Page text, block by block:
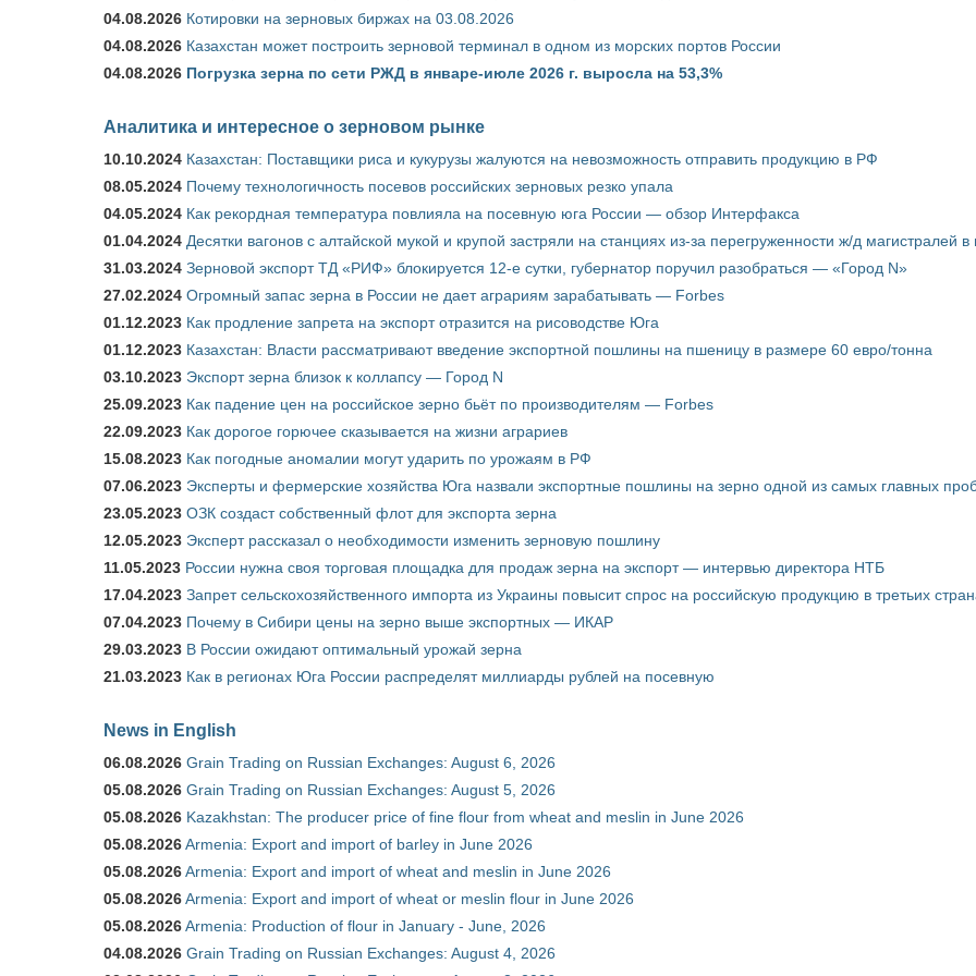
04.08.2026 Котировки на зерновых биржах на 03.08.2026
04.08.2026 Казахстан может построить зерновой терминал в одном из морских портов России
04.08.2026 Погрузка зерна по сети РЖД в январе-июле 2026 г. выросла на 53,3%
Аналитика и интересное о зерновом рынке
10.10.2024 Казахстан: Поставщики риса и кукурузы жалуются на невозможность отправить продукцию в РФ
08.05.2024 Почему технологичность посевов российских зерновых резко упала
04.05.2024 Как рекордная температура повлияла на посевную юга России — обзор Интерфакса
01.04.2024 Десятки вагонов с алтайской мукой и крупой застряли на станциях из-за перегруженности ж/д магистралей в
31.03.2024 Зерновой экспорт ТД «РИФ» блокируется 12-е сутки, губернатор поручил разобраться — «Город N»
27.02.2024 Огромный запас зерна в России не дает аграриям зарабатывать — Forbes
01.12.2023 Как продление запрета на экспорт отразится на рисоводстве Юга
01.12.2023 Казахстан: Власти рассматривают введение экспортной пошлины на пшеницу в размере 60 евро/тонна
03.10.2023 Экспорт зерна близок к коллапсу — Город N
25.09.2023 Как падение цен на российское зерно бьёт по производителям — Forbes
22.09.2023 Как дорогое горючее сказывается на жизни аграриев
15.08.2023 Как погодные аномалии могут ударить по урожаям в РФ
07.06.2023 Эксперты и фермерские хозяйства Юга назвали экспортные пошлины на зерно одной из самых главных
23.05.2023 ОЗК создаст собственный флот для экспорта зерна
12.05.2023 Эксперт рассказал о необходимости изменить зерновую пошлину
11.05.2023 России нужна своя торговая площадка для продаж зерна на экспорт — интервью директора НТБ
17.04.2023 Запрет сельскохозяйственного импорта из Украины повысит спрос на российскую продукцию в третьих
07.04.2023 Почему в Сибири цены на зерно выше экспортных — ИКАР
29.03.2023 В России ожидают оптимальный урожай зерна
21.03.2023 Как в регионах Юга России распределят миллиарды рублей на посевную
News in English
06.08.2026 Grain Trading on Russian Exchanges: August 6, 2026
05.08.2026 Grain Trading on Russian Exchanges: August 5, 2026
05.08.2026 Kazakhstan: The producer price of fine flour from wheat and meslin in June 2026
05.08.2026Armenia: Export and import of barley in June 2026
05.08.2026Armenia: Export and import of wheat and meslin in June 2026
05.08.2026Armenia: Export and import of wheat or meslin flour in June 2026
05.08.2026Armenia: Production of flour in January - June, 2026
04.08.2026 Grain Trading on Russian Exchanges: August 4, 2026